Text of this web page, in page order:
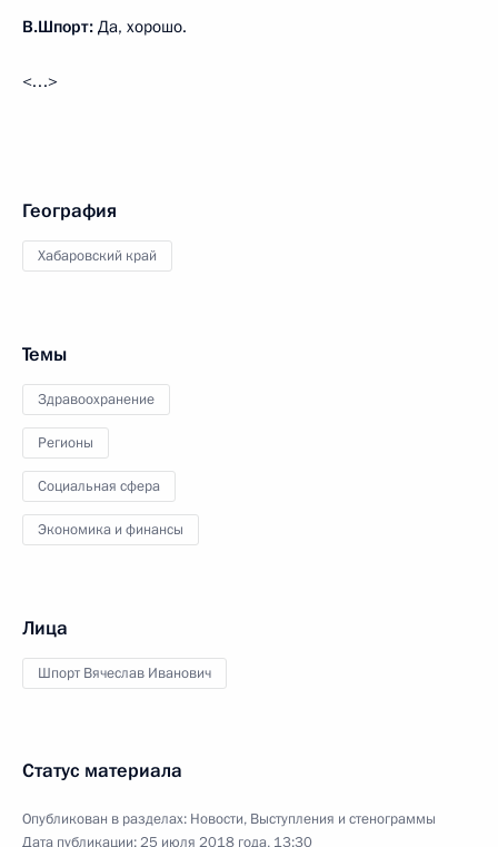
В.Шпорт: Да, хорошо.
<…>
География
Хабаровский край
Темы
Здравоохранение
Регионы
Социальная сфера
Экономика и финансы
Лица
Шпорт Вячеслав Иванович
Статус материала
Опубликован в разделах: Новости, Выступления и стенограммы
Дата публикации:25 июля 2018 года, 13:30